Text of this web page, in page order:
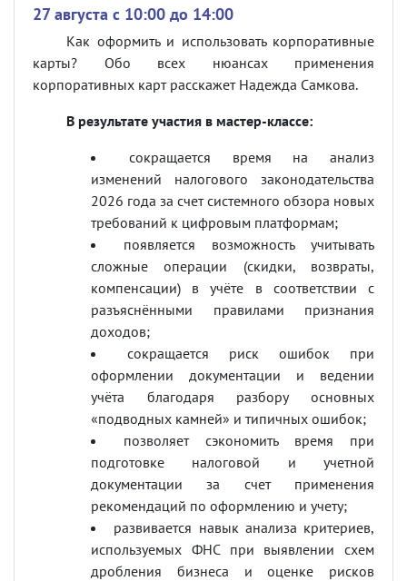
27 августа c 10:00 до 14:00
Как оформить и использовать корпоративные
карты? Обо всех нюансах применения
корпоративных карт расcкажет Надежда Самкова.
В результате участия в мастер-классе:
сокращается время на анализ
изменений налогового законодательства
2026 года за счет системного обзора новых
требований к цифровым платформам;
появляется возможность учитывать
сложные операции (скидки, возвраты,
компенсации) в учёте в соответствии с
разъяснёнными правилами признания
доходов;
сокращается риск ошибок при
оформлении документации и ведении
учёта благодаря разбору основных
«подводных камней» и типичных ошибок;
позволяет сэкономить время при
подготовке налоговой и учетной
документации за счет применения
рекомендаций по оформлению и учету;
развивается навык анализа критериев,
используемых ФНС при выявлении схем
дробления бизнеса и оценке рисков